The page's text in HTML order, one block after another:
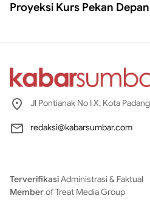
Proyeksi Kurs Pekan Depan
Jl Pontianak No I X, Kota Padang
redaksi@kabarsumbar.com
TerverifikasiAdministrasi & Faktual
Memberof Treat Media Group